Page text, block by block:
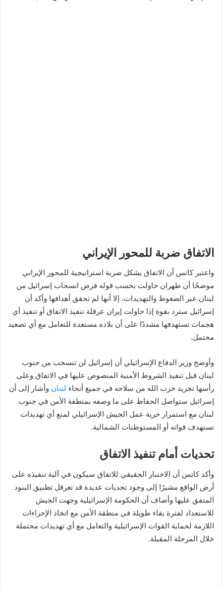
الاتفاق ضربة للمحور الإيراني
واعتبر كاتس أن الاتفاق يشكل ضربة استراتيجية للمحور الإيراني
موضحًا أن طهران حاولت بحسب قوله فرض انسحاب إسرائيل من
لبنان عبر الضغوط والتهديدات، إلا أنها لم تحقق أهدافها وأكد أن
إسرائيل سترد بقوة إذا حاولت إيران عرقلة تنفيذ الاتفاق أو تنفيذ أي
هجمات تستهدفها مشددًا على أن بلاده مستعدة للتعامل مع أي تصعيد
محتمل.
وأوضح وزير الدفاع الإسرائيلي أن إسرائيل لن تنسحب من جنوب
لبنان قبل تنفيذ الشروط الأمنية المنصوص عليها في الاتفاق وعلى
رأسها تجريد حزب الله من سلاحه في جميع أنحاء لبنان وأشار إلى أن
إسرائيل ستواصل الحفاظ على ما وصفه بمنطقة الأمن في جنوب
لبنان مع استمرار حرية عمل الجيش الإسرائيلي لمنع أي تهديدات
تستهدف قواته أو المستوطنات الشمالية.
تحديات أمام تنفيذ الاتفاق
وأكد كاتس أن الاختبار الحقيقي للاتفاق سيكون في آلية تنفيذه على
أرض الواقع مشيرًا إلى وجود تحديات عديدة قد تعرقل تطبيق البنود
المتفق عليها وأضاف أن الحكومة الإسرائيلية وجهت الجيش
للاستعداد لفترة بقاء طويلة في منطقة الأمن مع اتخاذ الإجراءات
اللازمة لحماية القوات الإسرائيلية والتعامل مع أي تهديدات محتملة
خلال المرحلة المقبلة.